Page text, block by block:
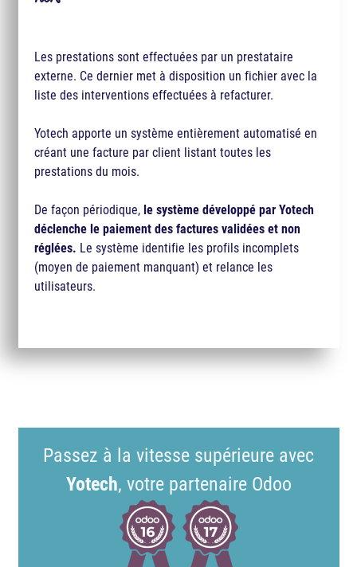
Les prestations sont effectuées par un prestataire
externe. Ce dernier met à disposition un fichier avec la
liste des interventions effectuées à refacturer.
Yotech apporte un système entièrement automatisé en
créant une facture par client listant toutes les
prestations du mois.
De façon périodique, le système développé par Yotech
déclenche le paiement des factures validées et non
réglées. Le système identifie les profils incomplets
(moyen de paiement manquant) et relance les
utilisateurs.
Passez à la vitesse supérieure avec
Yotech, votre partenaire Odoo